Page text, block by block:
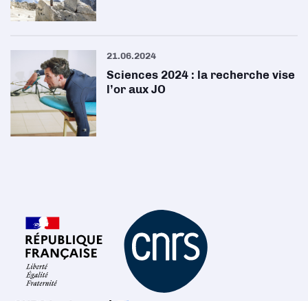
21.06.2024
Sciences 2024 : la recherche vise
l’or aux JO